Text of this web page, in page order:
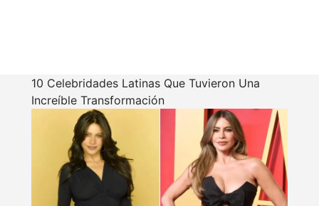
10 Celebridades Latinas Que Tuvieron Una
Increíble Transformación